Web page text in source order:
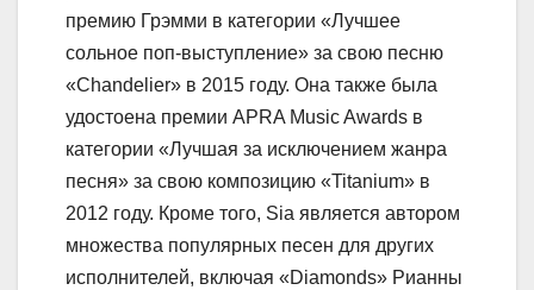
премию Грэмми в категории «Лучшее
сольное поп-выступление» за свою песню
«Chandelier» в 2015 году. Она также была
удостоена премии APRA Music Awards в
категории «Лучшая за исключением жанра
песня» за свою композицию «Titanium» в
2012 году. Кроме того, Sia является автором
множества популярных песен для других
исполнителей, включая «Diamonds» Рианны